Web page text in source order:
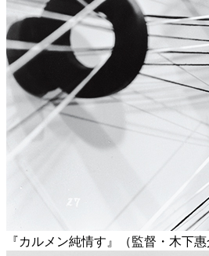
『カルメン純情す』（監督・木下